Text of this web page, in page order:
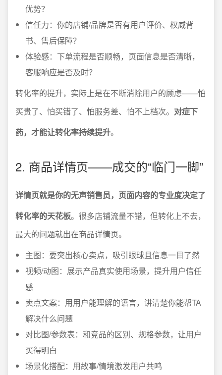
优势？
信任力：你的店铺/品牌是否有用户评价、权威背
书、售后保障？
体验感：下单流程是否顺畅，页面信息是否清晰，
客服响应是否及时？
转化率的提升，实际上是在不断消除用户的顾虑——怕
买贵了、怕买错了、怕服务差、怕不上档次。 对症下
药，才能让转化率持续提升。
2. 商品详情页——成交的“临门一脚”
详情页就是你的无声销售员，页面内容的专业度决定了
转化率的天花板。很多店铺流量不错，但转化上不去，
最大的问题就出在商品详情页。
主图：要突出核心卖点，吸引眼球且信息一目了然
视频/动图：展示产品真实使用场景，提升用户信任
感
卖点文案：用用户能理解的语言，讲清楚你能帮TA
解决什么问题
对比图/参数表：和竞品的区别、规格参数，让用户
买得明白
场景化搭配：用故事/情境激发用户共鸣